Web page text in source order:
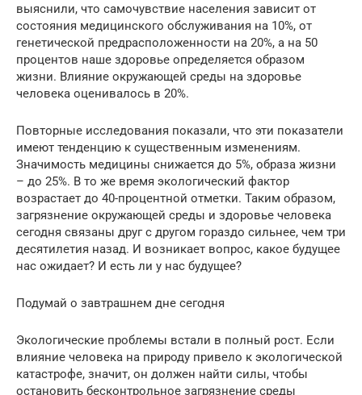
выяснили, что самочувствие населения зависит от
состояния медицинского обслуживания на 10%, от
генетической предрасположенности на 20%, а на 50
процентов наше здоровье определяется образом
жизни. Влияние окружающей среды на здоровье
человека оценивалось в 20%.
Повторные исследования показали, что эти показатели
имеют тенденцию к существенным изменениям.
Значимость медицины снижается до 5%, образа жизни
– до 25%. В то же время экологический фактор
возрастает до 40-процентной отметки. Таким образом,
загрязнение окружающей среды и здоровье человека
сегодня связаны друг с другом гораздо сильнее, чем три
десятилетия назад. И возникает вопрос, какое будущее
нас ожидает? И есть ли у нас будущее?
Подумай о завтрашнем дне сегодня
Экологические проблемы встали в полный рост. Если
влияние человека на природу привело к экологической
катастрофе, значит, он должен найти силы, чтобы
остановить бесконтрольное загрязнение среды